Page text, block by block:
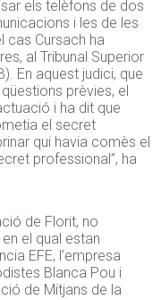
els telèfons de dos
i les de les
cas Cursach ha
al Tribunal Superior
En aquest judici, que
prèvies, el
i ha dit que
el secret
qui havia comès el
professional”, ha
de Florit, no
el qual estan
EFE, l’empresa
Blanca Pou i
de Mitjans de la